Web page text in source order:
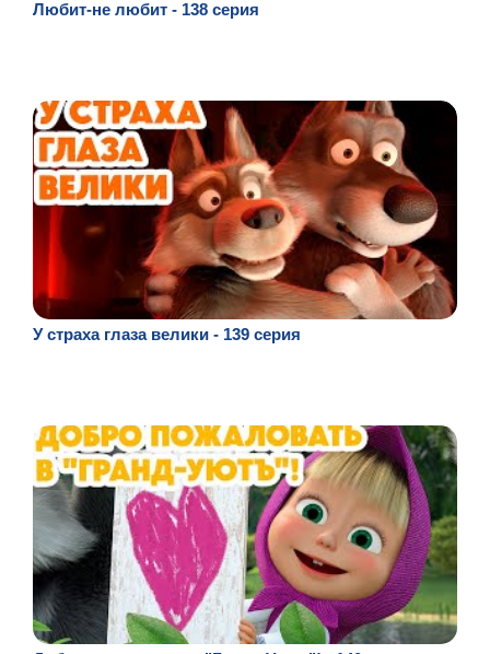
Любит-не любит - 138 серия
У страха глаза велики - 139 серия